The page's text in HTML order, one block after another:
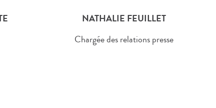
NATHALIE FEUILLET
Chargée des relations presse